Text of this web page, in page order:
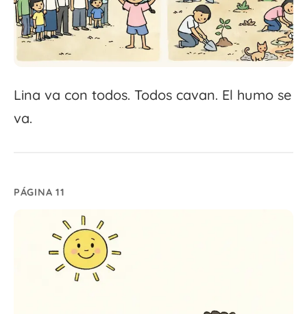
Lina va con todos. Todos cavan. El humo se
va.
PÁGINA 11